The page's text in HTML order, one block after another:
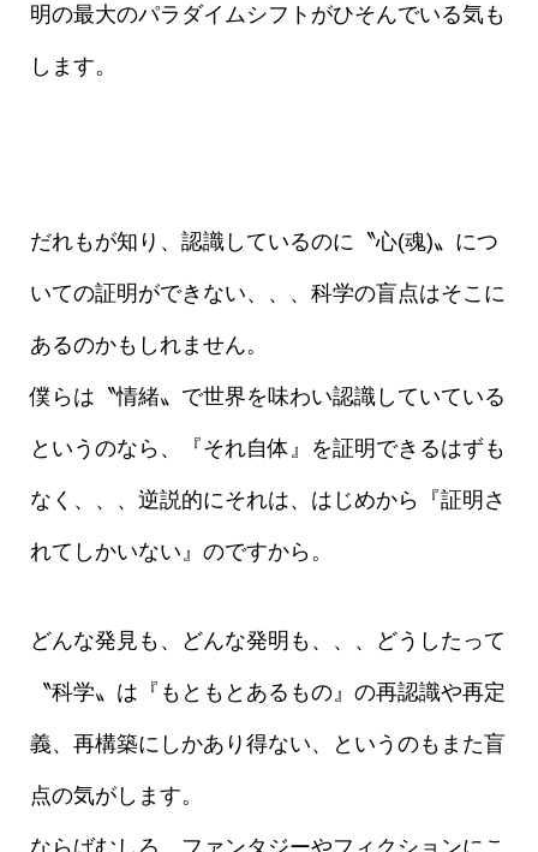
明の最大のパラダイムシフトがひそんでいる気も
します。
だれもが知り、認識しているのに〝心(魂)〟につ
いての証明ができない、、、科学の盲点はそこに
あるのかもしれません。
僕らは〝情緒〟で世界を味わい認識していている
というのなら、『それ自体』を証明できるはずも
なく、、、逆説的にそれは、はじめから『証明さ
れてしかいない』のですから。
どんな発見も、どんな発明も、、、どうしたって
〝科学〟は『もともとあるもの』の再認識や再定
義、再構築にしかあり得ない、というのもまた盲
点の気がします。
ならばむしろ、ファンタジーやフィクションにこ